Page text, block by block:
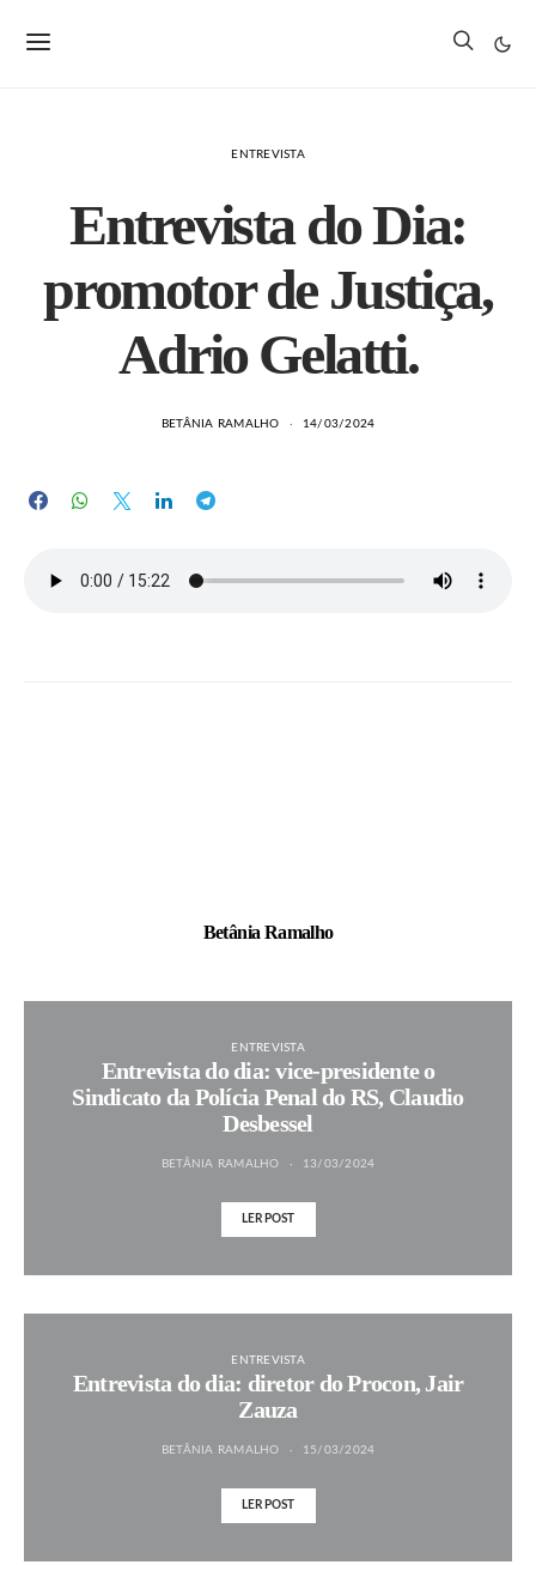
ENTREVISTA
Entrevista do Dia:
promotor de Justiça,
Adrio Gelatti.
BETÂNIA RAMALHO 14/03/2024
Betânia Ramalho
ENTREVISTA
Entrevista do dia: vice-presidente o
Sindicato da Polícia Penal do RS, Claudio
Desbessel
BETÂNIA RAMALHO 13/03/2024
LER POST
ENTREVISTA
Entrevista do dia: diretor do Procon, Jair
Zauza
BETÂNIA RAMALHO 15/03/2024
LER POST